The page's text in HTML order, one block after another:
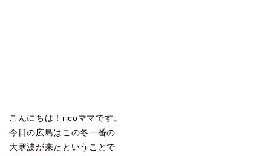
こんにちは！ricoママです。
今日の広島はこの冬一番の
大寒波が来たということで